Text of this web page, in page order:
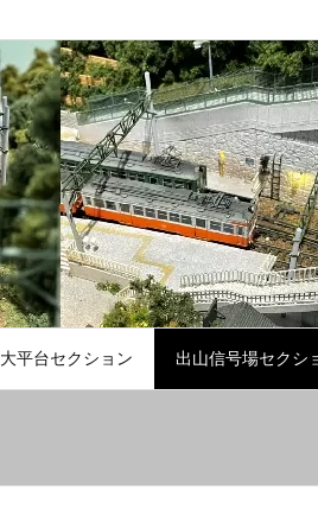
大平台セクション 出山信号場セクシ